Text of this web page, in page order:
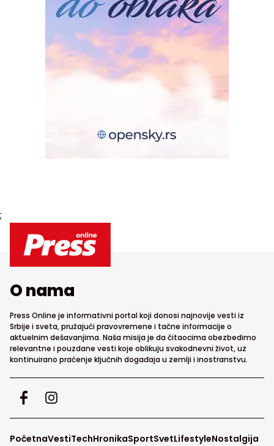
;
O nama
Press Online je informativni portal koji donosi najnovije vesti iz
Srbije i sveta, pružajući pravovremene i tačne informacije o
aktuelnim dešavanjima. Naša misija je da čitaocima obezbedimo
relevantne i pouzdane vesti koje oblikuju svakodnevni život, uz
kontinuirano praćenje ključnih događaja u zemlji i inostranstvu.
PočetnaVestiTechHronikaSportSvetLifestyleNostalgija